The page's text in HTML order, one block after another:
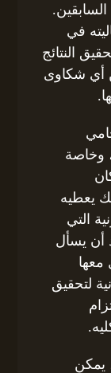
في
النتائج
أي شكاوى
وخاصة
يعطيه
التي
أن يسأل
معها
لتحقيق
يمكن